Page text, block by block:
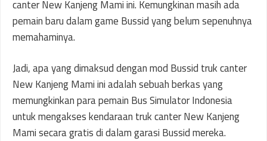
canter New Kanjeng Mami ini. Kemungkinan masih ada
pemain baru dalam game Bussid yang belum sepenuhnya
memahaminya.
Jadi, apa yang dimaksud dengan mod Bussid truk canter
New Kanjeng Mami ini adalah sebuah berkas yang
memungkinkan para pemain Bus Simulator Indonesia
untuk mengakses kendaraan truk canter New Kanjeng
Mami secara gratis di dalam garasi Bussid mereka.